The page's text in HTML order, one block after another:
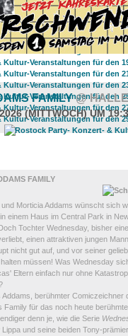
FAMILY@
(MITTWOCH) UM
FAMILY
Morticia Addams wünscht sich
einem Haus im Central Park in
Tochter Wednesday, bisher
einen attraktiven jungen
nicht gut auf, und vor seiner
müssen! Was Wednesday
Eltern einfach nur ohne
Addams, berühmter
Family für das noch heute
denn je, wie die Serie
Lippa und seine beiden Tony-